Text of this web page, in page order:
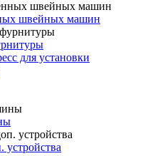
швейных машин
для установки
устройства